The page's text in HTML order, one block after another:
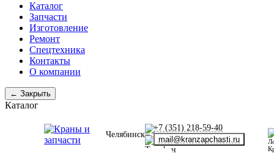
Каталог
Запчасти
Изготовление
Ремонт
Спецтехника
Контакты
О компании
← Закрыть
Каталог
Челябинск
+7 (351) 218-59-40
mail@kranzapchasti.ru